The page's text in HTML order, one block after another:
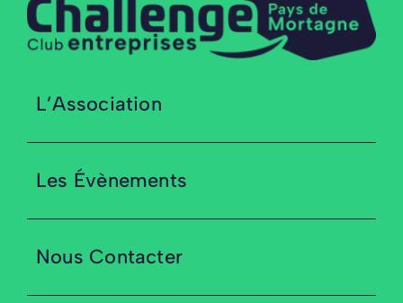
L’Association
Les Évènements
Nous Contacter